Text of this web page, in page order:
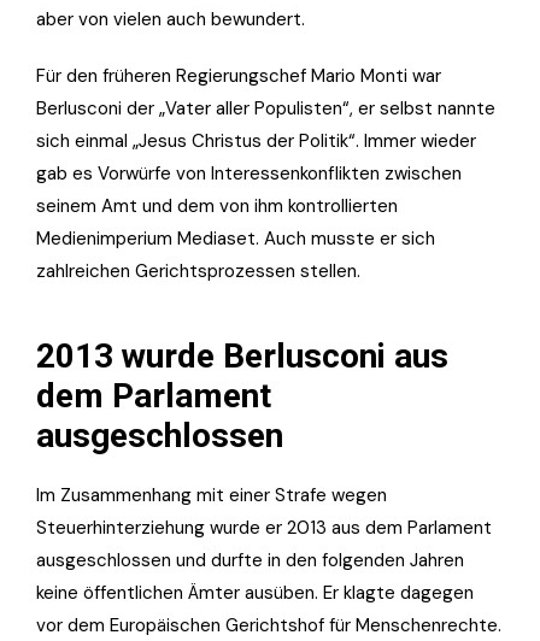
aber von vielen auch bewundert.
Für den früheren Regierungschef Mario Monti war
Berlusconi der „Vater aller Populisten“, er selbst nannte
sich einmal „Jesus Christus der Politik“. Immer wieder
gab es Vorwürfe von Interessenkonflikten zwischen
seinem Amt und dem von ihm kontrollierten
Medienimperium Mediaset. Auch musste er sich
zahlreichen Gerichtsprozessen stellen.
2013 wurde Berlusconi aus
dem Parlament
ausgeschlossen
Im Zusammenhang mit einer Strafe wegen
Steuerhinterziehung wurde er 2013 aus dem Parlament
ausgeschlossen und durfte in den folgenden Jahren
keine öffentlichen Ämter ausüben. Er klagte dagegen
vor dem Europäischen Gerichtshof für Menschenrechte.